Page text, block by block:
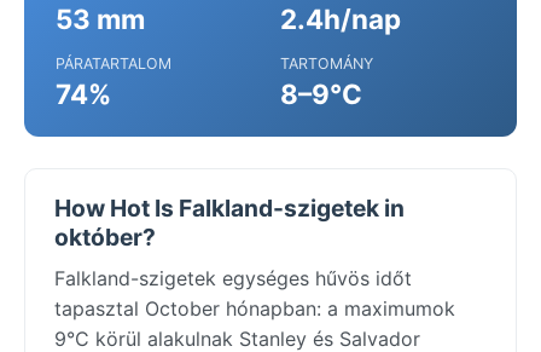
53 mm 2.4h/nap
PÁRATARTALOM
74%
TARTOMÁNY
8–9°C
How Hot Is Falkland-szigetek in
október?
Falkland-szigetek egységes hűvös időt
tapasztal October hónapban: a maximumok
9°C körül alakulnak Stanley és Salvador